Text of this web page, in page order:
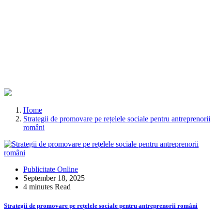
Home
Strategii de promovare pe rețelele sociale pentru antreprenorii
români
Publicitate Online
September 18, 2025
4 minutes Read
Strategii de promovare pe rețelele sociale pentru antreprenorii români